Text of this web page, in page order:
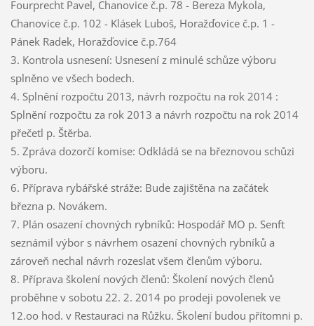
Fourprecht Pavel, Chanovice č.p. 78 - Bereza Mykola,
Chanovice č.p. 102 - Klásek Luboš, Horažďovice č.p. 1 -
Pánek Radek, Horažďovice č.p.764
3. Kontrola usnesení: Usnesení z minulé schůze výboru
splněno ve všech bodech.
4. Splnění rozpočtu 2013, návrh rozpočtu na rok 2014 :
Splnění rozpočtu za rok 2013 a návrh rozpočtu na rok 2014
přečetl p. Štěrba.
5. Zpráva dozorčí komise: Odkládá se na březnovou schůzi
výboru.
6. Příprava rybářské stráže: Bude zajištěna na začátek
března p. Novákem.
7. Plán osazení chovných rybníků: Hospodář MO p. Senft
seznámil výbor s návrhem osazení chovných rybníků a
zároveň nechal návrh rozeslat všem členům výboru.
8. Příprava školení nových členů: Školení nových členů
proběhne v sobotu 22. 2. 2014 po prodeji povolenek ve
12.oo hod. v Restauraci na Růžku. Školení budou přítomni p.